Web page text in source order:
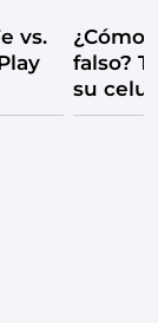
vs.
¿Cómo
falso?
su